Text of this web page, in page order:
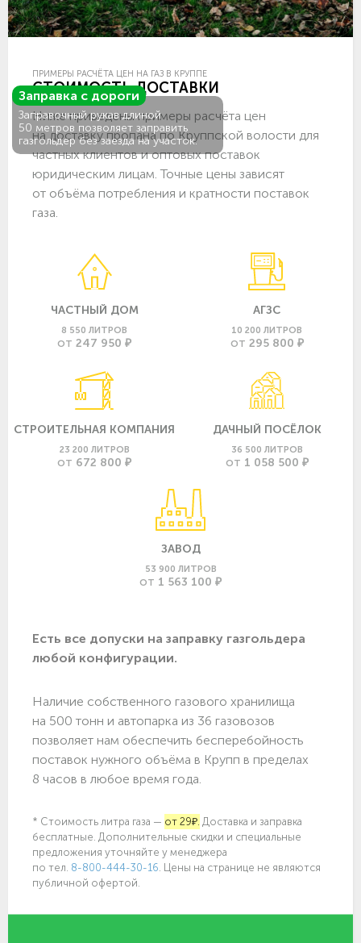
Заправка с дороги
Заправочный рукав длиной
50 метров позволяет заправить
газгольдер без заезда на участок.
ПРИМЕРЫ РАСЧЁТА ЦЕН НА ГАЗ В КРУППЕ
СТОИМОСТЬ ДОСТАВКИ
Ниже приведены примеры расчёта цен
на доставку пропана по Круппской волости для
частных клиентов и оптовых поставок
юридическим лицам. Точные цены зависят
от объёма потребления и кратности поставок
газа.
ЧАСТНЫЙ ДОМ
8 550 ЛИТРОВ
ОТ 247 950 ₽
АГЗС
10 200 ЛИТРОВ
ОТ 295 800 ₽
СТРОИТЕЛЬНАЯ КОМПАНИЯ
23 200 ЛИТРОВ
ОТ 672 800 ₽
ДАЧНЫЙ ПОСЁЛОК
36 500 ЛИТРОВ
ОТ 1 058 500 ₽
ЗАВОД
53 900 ЛИТРОВ
ОТ 1 563 100 ₽
Есть все допуски нa заправку газгольдера
любой конфигурации.
Наличие собственного газового хранилища
на 500 тонн и автопарка из 36 газовозов
позволяет нам обеспечить бесперебойность
поставок нужного объёма в Крупп в пределах
8 часов в любое время года.
* Стоимость литра газа — от 29₽. Доставка и заправка
бесплатные. Дополнительные скидки и специальные
предложения уточняйте у менеджера
по тел. 8-800-444-30-16 . Цены на странице не являются
публичной офертой.